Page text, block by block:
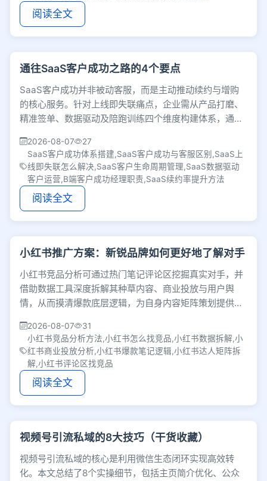
阅读全文
通往SaaS客户成功之路的4个要点
SaaS客户成功并非被动客服，而是主动推动续约与增购
的核心服务。针对上线即失联痛点，企业需从产品打磨、
精准签单、数据驱动及陪跑训练四个维度构建体系，通过
2026-08-07
27
SaaS客户成功体系搭建,SaaS客户成功与客服区别,SaaS上
线即失联怎么解决,SaaS客户生命周期管理,SaaS数据驱动
客户运营,B端客户成功经理职责,SaaS续约率提升方法
阅读全文
小红书推广方案：新锐品牌如何更好地了解对手
小红书竞品分析可通过热门笔记评论区挖掘真实对手，并
借助数据工具深度拆解其种草内容、商业投放与用户舆
情，从而摸清爆款底层逻辑，为自身内容矩阵策划提供精
2026-08-07
31
小红书竞品分析方法,小红书怎么找竞品,小红书数据拆解,小
红书商业投放分析,小红书爆款笔记逻辑,小红书达人矩阵拆
解,小红书评论区找竞品
阅读全文
视频号引流私域的8大技巧（干货收藏）
视频号引流私域的核心是利用微信生态闭环实现高效转
化。本文总结了8个实操细节，包括主页简介优化、公众